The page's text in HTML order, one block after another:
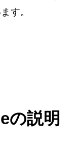
す。
の説明